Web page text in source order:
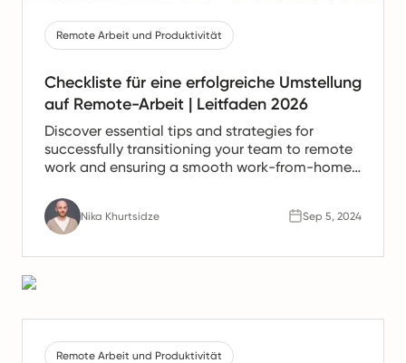
Remote Arbeit und Produktivität
Checkliste für eine erfolgreiche Umstellung
auf Remote-Arbeit | Leitfaden 2026
Discover essential tips and strategies for
successfully transitioning your team to remote
work and ensuring a smooth work-from-home
Nika Khurtsidze Sep 5, 2024
Remote Arbeit und Produktivität